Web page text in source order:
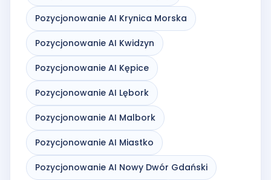
Pozycjonowanie AI Krynica Morska
Pozycjonowanie AI Kwidzyn
Pozycjonowanie AI Kępice
Pozycjonowanie AI Lębork
Pozycjonowanie AI Malbork
Pozycjonowanie AI Miastko
Pozycjonowanie AI Nowy Dwór Gdański